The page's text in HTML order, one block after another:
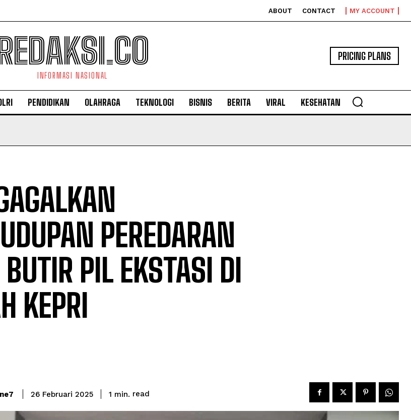
ABOUT CONTACT MY ACCOUNT
INFORMASI NASIONAL
PRICING PLANS
PENDIDIKAN OLAHRAGA TEKNOLOGI BISNIS BERITA VIRAL KESEHATAN
PEREDARAN
PIL EKSTASI DI
KEPRI
26 Februari 2025 1 min. read